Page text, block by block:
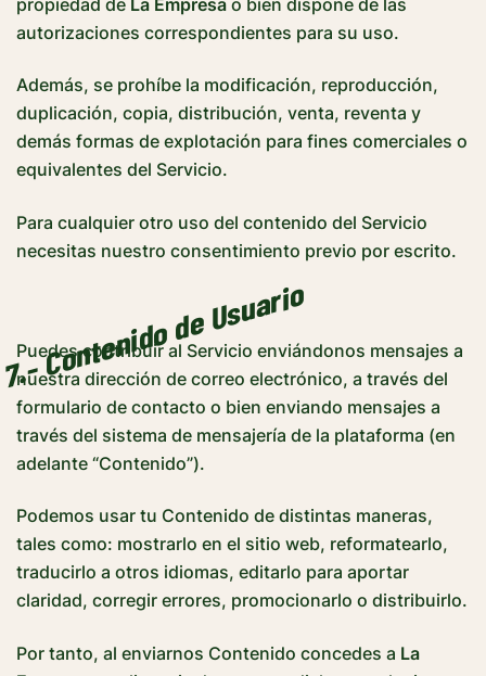
propiedad de La Empresa o bien dispone de las
autorizaciones correspondientes para su uso.
Además, se prohíbe la modificación, reproducción,
duplicación, copia, distribución, venta, reventa y
demás formas de explotación para fines comerciales o
equivalentes del Servicio.
Para cualquier otro uso del contenido del Servicio
necesitas nuestro consentimiento previo por escrito.
7.- Contenido de Usuario
Puedes contribuir al Servicio enviándonos mensajes a
nuestra dirección de correo electrónico, a través del
formulario de contacto o bien enviando mensajes a
través del sistema de mensajería de la plataforma (en
adelante “Contenido”).
Podemos usar tu Contenido de distintas maneras,
tales como: mostrarlo en el sitio web, reformatearlo,
traducirlo a otros idiomas, editarlo para aportar
claridad, corregir errores, promocionarlo o distribuirlo.
Por tanto, al enviarnos Contenido concedes a La